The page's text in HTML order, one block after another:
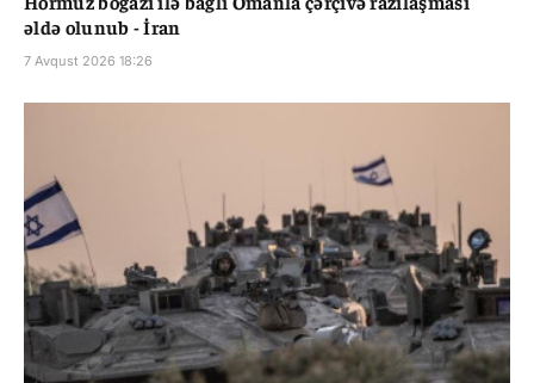
əldə olunub - İran
7 Avqust 2026 18:26